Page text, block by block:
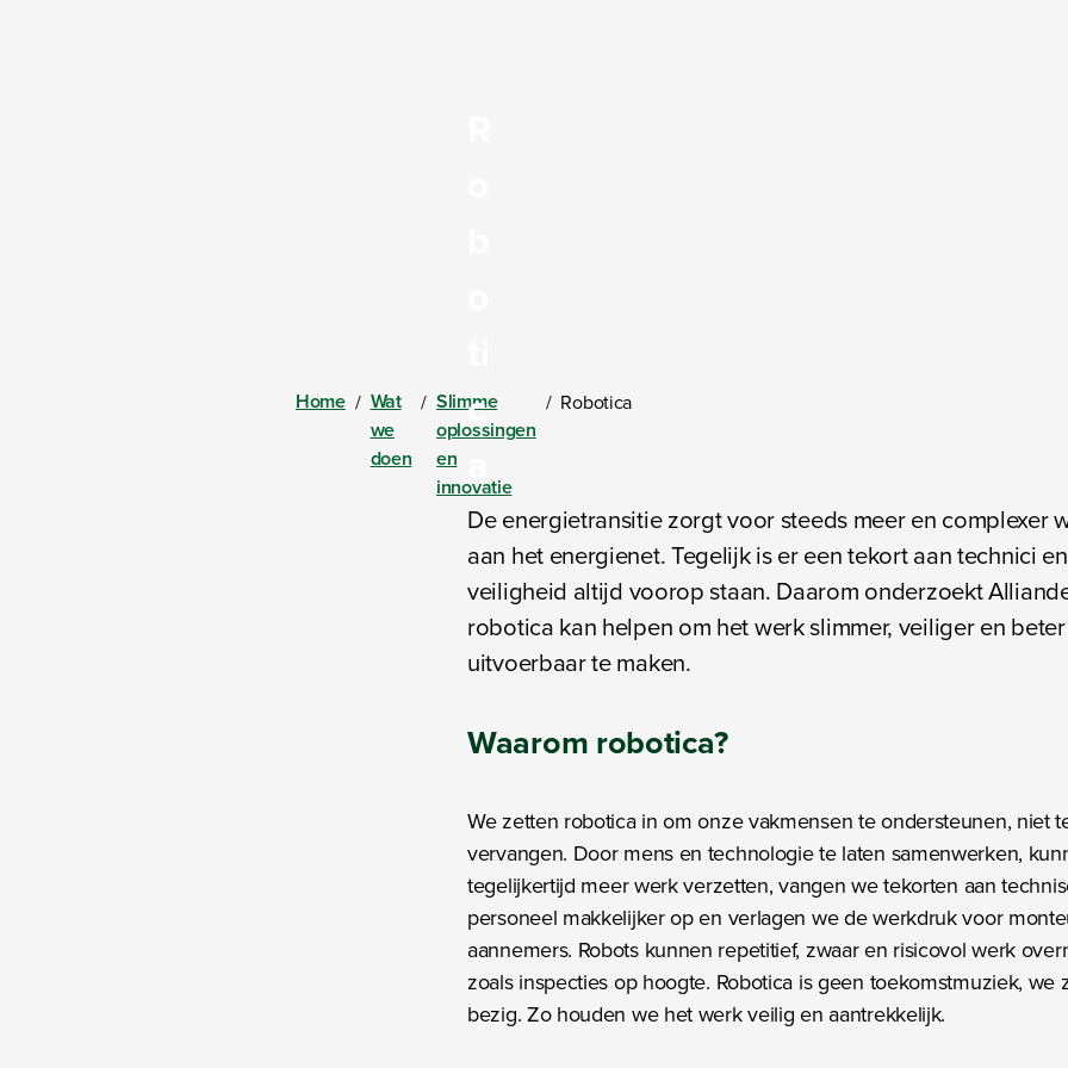
c
Home / Wat
we
doen
/ Slimme
oplossingen
en
innovatie
/ Robotica
De energietransitie zorgt voor steeds meer en complexer
aan het energienet. Tegelijk is er een tekort aan technici
veiligheid altijd voorop staan. Daarom onderzoekt
robotica kan helpen om het werk slimmer, veiliger en beter
uitvoerbaar te maken.
Waarom robotica?
We zetten robotica in om onze vakmensen te ondersteunen, niet
vervangen. Door mens en technologie te laten samenwerken,
tegelijkertijd meer werk verzetten, vangen we tekorten aan
personeel makkelijker op en verlagen we de werkdruk voor
aannemers. Robots kunnen repetitief, zwaar en risicovol werk
zoals inspecties op hoogte. Robotica is geen toekomstmuziek, we
bezig. Zo houden we het werk veilig en aantrekkelijk.